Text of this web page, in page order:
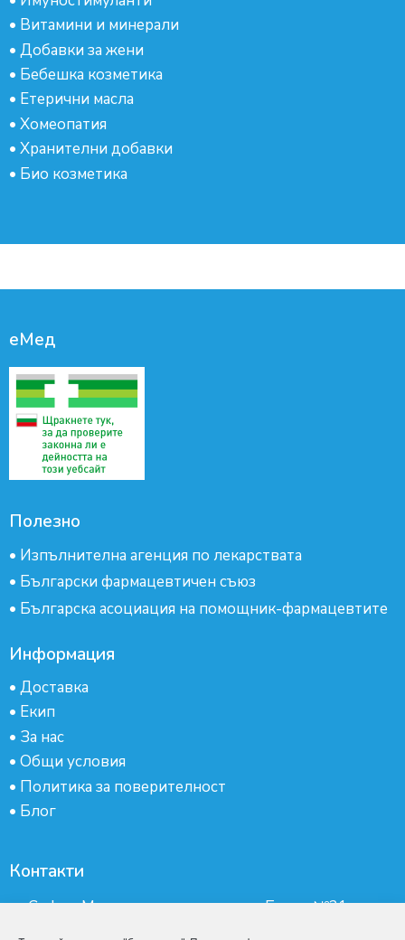
• Витамини и минерали
• Добавки за жени
• Бебешка козметика
• Етерични масла
• Хомеопатия
• Хранителни добавки
• Био козметика
еМед
Полезно
• Изпълнителна агенция по лекарствата
• Български фармацевтичен съюз
• Българска асоциация на помощник-фармацевтите
Информация
• Доставка
• Екип
• За нас
• Общи условия
• Политика за поверителност
• Блог
Контакти
гр.София, Манастирски ливади, ж.к.Бокар №21-